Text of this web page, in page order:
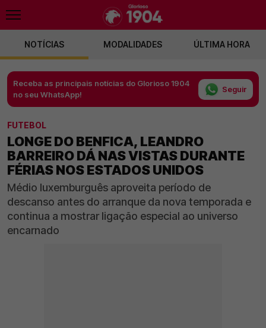
NOTÍCIAS MODALIDADES ÚLTIMA HORA
Receba as principais notícias do Glorioso 1904
no seu WhatsApp!
Seguir
FUTEBOL
LONGE DO BENFICA, LEANDRO
BARREIRO DÁ NAS VISTAS DURANTE
FÉRIAS NOS ESTADOS UNIDOS
Médio luxemburguês aproveita período de
descanso antes do arranque da nova temporada e
continua a mostrar ligação especial ao universo
encarnado